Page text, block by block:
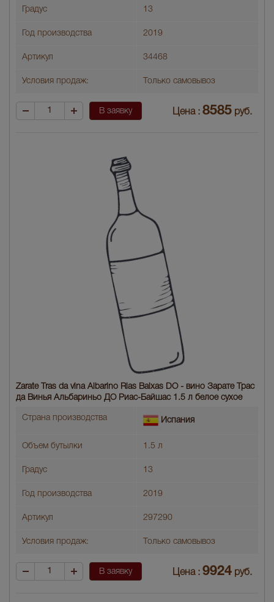
Градус 13
Год производства 2019
Артикул 34468
Условия продаж: Только самовывоз
В заявку Цена : 8585 руб.
Zarate Tras da vina Albarino Rias Baixas DO - вино Зарате Трас
да Винья Альбариньо ДО Риас-Байшас 1.5 л белое сухое
Страна производства Испания
Объем бутылки 1.5 л
Градус 13
Год производства 2019
Артикул 297290
Условия продаж: Только самовывоз
В заявку Цена : 9924 руб.